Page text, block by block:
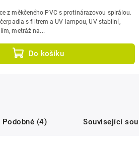
Do košíku
z měkčeného PVC s protinárazovou spirálou.
s filtrem a UV lampou, UV stabilní,
metráž na...
Podobné (4) Související